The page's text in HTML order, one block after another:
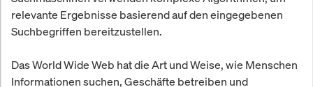
relevante Ergebnisse basierend auf den eingegebenen
Suchbegriffen bereitzustellen.
Das World Wide Web hat die Art und Weise, wie Menschen
Informationen suchen, Geschäfte betreiben und